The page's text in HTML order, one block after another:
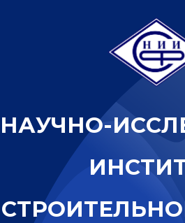
НАУЧНО-ИССЛ
ИНСТИ
СТРОИТЕЛЬНО